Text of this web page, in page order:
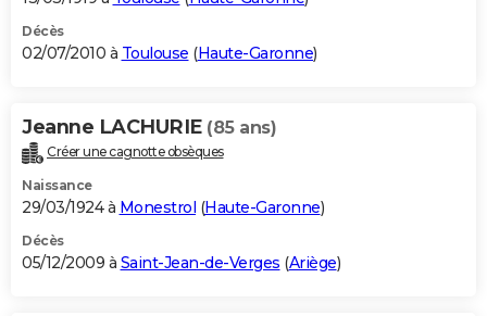
Décès
02/07/2010 à Toulouse (Haute-Garonne)
Jeanne LACHURIE (85 ans)
Créer une cagnotte obsèques
Naissance
29/03/1924 à Monestrol (Haute-Garonne)
Décès
05/12/2009 à Saint-Jean-de-Verges (Ariège)